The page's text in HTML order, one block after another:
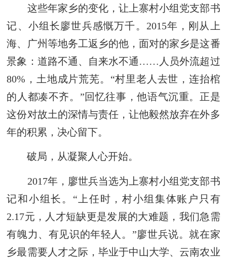
这些年家乡的变化，让上寨村小组党支部书
记、小组长廖世兵感慨万千。2015年，刚从上
海、广州等地务工返乡的他，面对的家乡是这番
景象：道路不通、自来水不通……人员外流超过
80%，土地成片荒芜。“村里老人去世，连抬棺
的人都凑不齐。”回忆往事，他语气沉重。正是
这份对故土的深情与责任，让他毅然放弃在外多
年的积累，决心留下。
破局，从凝聚人心开始。
2017年，廖世兵当选为上寨村小组党支部书
记和小组长。“上任时，村小组集体账户只有
2.17元，人才短缺更是发展的大难题，我们急需
有魄力、有见识的年轻人。”廖世兵说。就在家
乡最需要人才之际，毕业于中山大学、云南农业